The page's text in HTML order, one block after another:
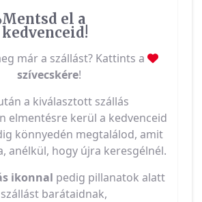
Mentsd el a
kedvenceid!
már a szállást? Kattints a
szívecskére!
a kiválasztott szállás
elmentésre kerül a kedvenceid
könnyedén megtalálod, amit
anélkül, hogy újra keresgélnél.
ikonnal pedig pillanatok alatt
barátaidnak,